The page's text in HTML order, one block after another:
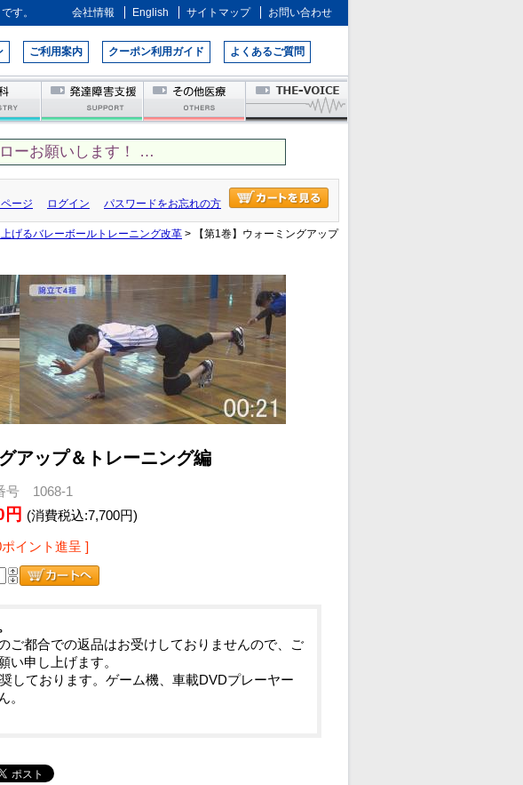
す。 会社情報 English サイトマップ お問い合わせ
ご利用案内 クーポン利用ガイド よくあるご質問
ーお願いします！ …
ージ ログイン パスワードをお忘れの方
げるバレーボールトレーニング改革 > 【第1巻】ウォーミングアップ
アップ＆トレーニング編
号 1068-1
(消費税込:7,700円)
イント進呈 ]
都合での返品はお受けしておりませんので、ご
い申し上げます。
しております。ゲーム機、車載DVDプレーヤー
。